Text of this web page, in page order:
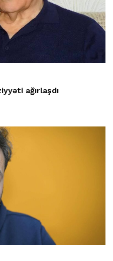
ağırlaşdı